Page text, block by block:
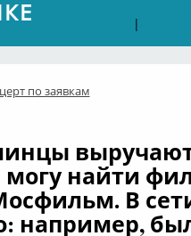
|
по заявкам
могу найти
В
например,